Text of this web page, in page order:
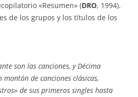
«Resumen» (DRO, 1994).
de los grupos y los títulos de los
son las canciones, y Décima
de canciones clásicas,
de sus primeros singles hasta